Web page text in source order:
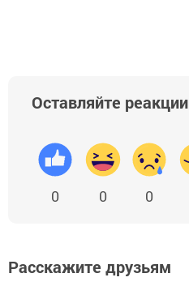
Оставляйте реакции
0 0 0
Расскажите друзьям